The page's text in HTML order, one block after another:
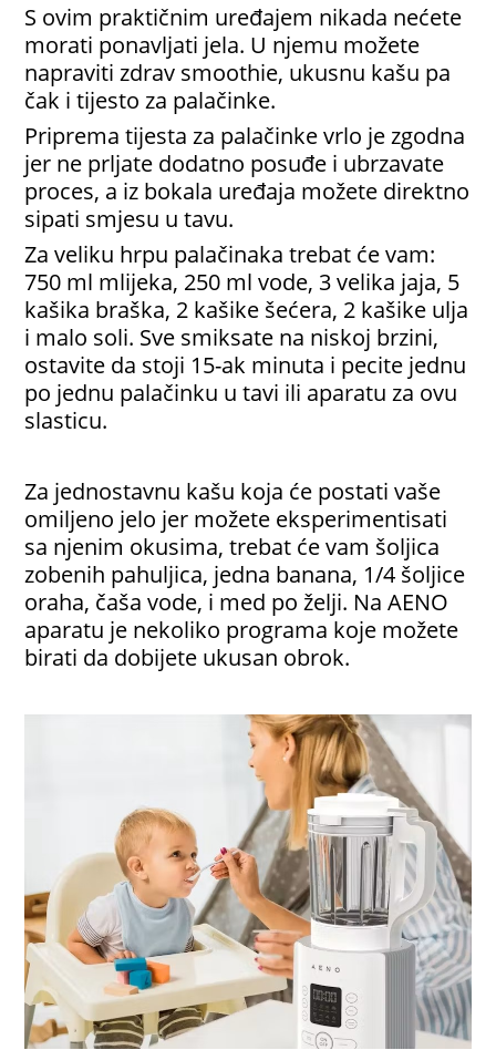
S ovim praktičnim uređajem nikada nećete
morati ponavljati jela. U njemu možete
napraviti zdrav smoothie, ukusnu kašu pa
čak i tijesto za palačinke.
Priprema tijesta za palačinke vrlo je zgodna
jer ne prljate dodatno posuđe i ubrzavate
proces, a iz bokala uređaja možete direktno
sipati smjesu u tavu.
Za veliku hrpu palačinaka trebat će vam:
750 ml mlijeka, 250 ml vode, 3 velika jaja, 5
kašika braška, 2 kašike šećera, 2 kašike ulja
i malo soli. Sve smiksate na niskoj brzini,
ostavite da stoji 15-ak minuta i pecite jednu
po jednu palačinku u tavi ili aparatu za ovu
slasticu.
Za jednostavnu kašu koja će postati vaše
omiljeno jelo jer možete eksperimentisati
sa njenim okusima, trebat će vam šoljica
zobenih pahuljica, jedna banana, 1/4 šoljice
oraha, čaša vode, i med po želji. Na AENO
aparatu je nekoliko programa koje možete
birati da dobijete ukusan obrok.